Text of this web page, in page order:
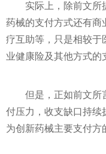
实际上，除前文所
药械的支付方式还有商
疗互助等，只是相较于
业健康险及其他方式的
但是，正如前文所
付压力，收支缺口持续
为创新药械主要支付方